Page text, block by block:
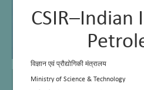
विज्ञान एवं प्रौद्योगिकी मंत्रालय
Ministry of Science & Technology
kamla@iip.res.in